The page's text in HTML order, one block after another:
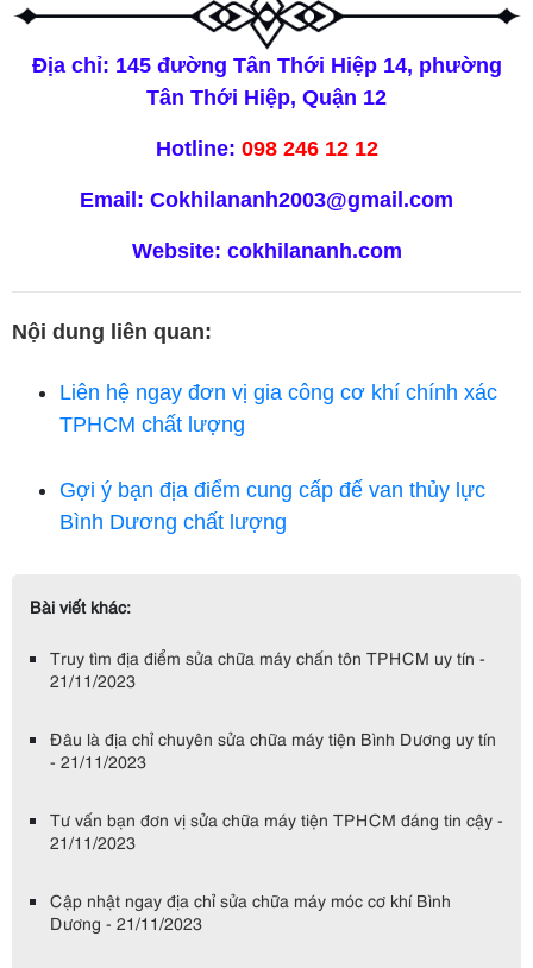
Địa chỉ: 145 đường Tân Thới Hiệp 14, phường
Tân Thới Hiệp, Quận 12
Hotline: 098 246 12 12
Email: Cokhilananh2003@gmail.com
Website: cokhilananh.com
Nội dung liên quan:
Liên hệ ngay đơn vị gia công cơ khí chính xác
TPHCM chất lượng
Gợi ý bạn địa điểm cung cấp đế van thủy lực
Bình Dương chất lượng
Bài viết khác:
Truy tìm địa điểm sửa chữa máy chấn tôn TPHCM uy tín -
21/11/2023
Đâu là địa chỉ chuyên sửa chữa máy tiện Bình Dương uy tín
- 21/11/2023
Tư vấn bạn đơn vị sửa chữa máy tiện TPHCM đáng tin cậy -
21/11/2023
Cập nhật ngay địa chỉ sửa chữa máy móc cơ khí Bình
Dương - 21/11/2023